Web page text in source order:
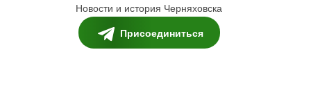
Новости и история Черняховска
Присоединиться